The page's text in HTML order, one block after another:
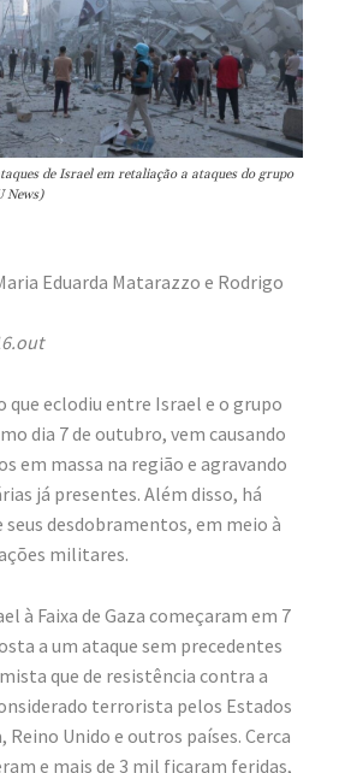
de Israel em retaliação a ataques do grupo
News)
Eduarda Matarazzo e Rodrigo
eclodiu entre Israel e o grupo
dia 7 de outubro, vem causando
em massa na região e agravando
já presentes. Além disso, há
desdobramentos, em meio à
militares.
à Faixa de Gaza começaram em 7
a um ataque sem precedentes
que de resistência contra a
terrorista pelos Estados
Reino Unido e outros países. Cerca
e mais de 3 mil ficaram feridas,